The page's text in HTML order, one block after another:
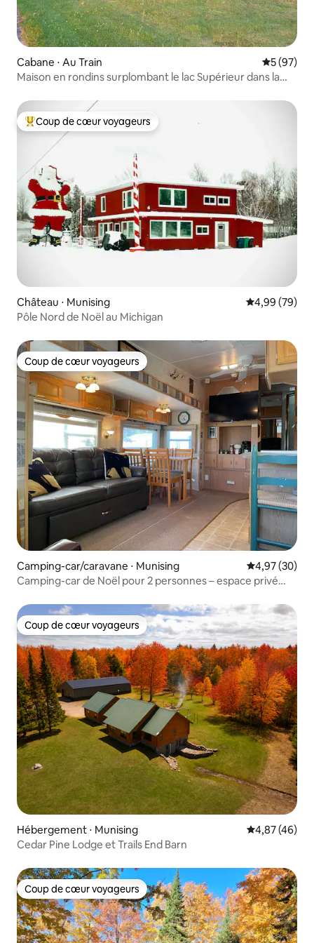
Cabane ⋅ Au Train
5 (97)
Maison en rondins surplombant le lac Supérieur dans la
Coups de cœur voyageurs les plus appréciés
Coup de cœur voyageurs
Château ⋅ Munising Évaluation
4,99 (79)
Pôle Nord de Noël au Michigan
Coup de cœur voyageurs
Coup de cœur voyageurs
Camping-car/caravane ⋅ Munising Évaluation
4,97 (30)
Camping-car de Noël pour 2 personnes – espace privé
Coup de cœur voyageurs
Coup de cœur voyageurs
Hébergement ⋅ Munising Évaluation
4,87 (46)
Cedar Pine Lodge et Trails End Barn
Coup de cœur voyageurs
Coup de cœur voyageurs